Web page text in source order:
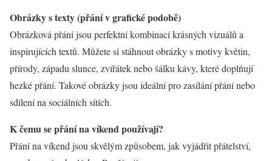
Obrázky s texty (přání v grafické podobě)
Obrázková přání jsou perfektní kombinací krásných vizuálů a
inspirujících textů. Můžete si stáhnout obrázky s motivy květin,
přírody, západu slunce, zvířátek nebo šálku kávy, které doplňují
hezké přání. Takové obrázky jsou ideální pro zasílání přání nebo
sdílení na sociálních sítích.
K čemu se přání na víkend používají?
Přání na víkend jsou skvělým způsobem, jak vyjádřit přátelství,